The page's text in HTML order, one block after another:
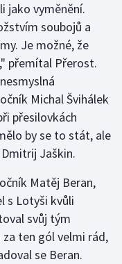
jako vyměnění.
soubojů a
Je možné, že
přemítal Přerost.
Michal Švihálek
přesilovkách
by se to stát, ale
Jaškin.
Matěj Beran,
s Lotyši kvůli
svůj tým
ten gól velmi rád,
se Beran.